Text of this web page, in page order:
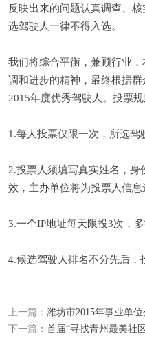
反映出来的问题认真调查、
选驾驶人一律不得入选。
我们将综合平衡，兼顾行业
调和进步的精神，最终根据
2015年度优秀驾驶人。投票规
1.每人投票仅限一次，所选驾
2.投票人须填写真实姓名，
效，主办单位将为投票人信息
3.一个IP地址每天限投3次，多
4.候选驾驶人排名不分先后，
上一篇： 潍坊市2015年事业单
下一篇： 首届“寻找青州最美社